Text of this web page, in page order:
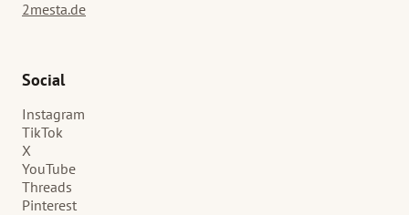
2mesta.de
Social
Instagram
TikTok
X
YouTube
Threads
Pinterest